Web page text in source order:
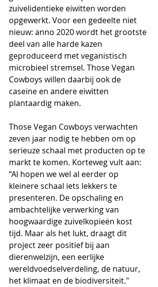
zuivelidentieke eiwitten worden
opgewerkt. Voor een gedeelte niet
nieuw: anno 2020 wordt het grootste
deel van alle harde kazen
geproduceerd met veganistisch
microbieel stremsel. Those Vegan
Cowboys willen daarbij ook de
caseïne en andere eiwitten
plantaardig maken.
Those Vegan Cowboys verwachten
zeven jaar nodig te hebben om op
serieuze schaal met producten op te
markt te komen. Korteweg vult aan:
“Al hopen we wel al eerder op
kleinere schaal iets lekkers te
presenteren. De opschaling en
ambachtelijke verwerking van
hoogwaardige zuivelkopieën kost
tijd. Maar als het lukt, draagt dit
project zeer positief bij aan
dierenwelzijn, een eerlijke
wereldvoedselverdeling, de natuur,
het klimaat en de biodiversiteit."